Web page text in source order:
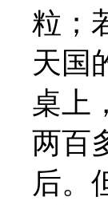
粒；
天国
桌上
两百
后。